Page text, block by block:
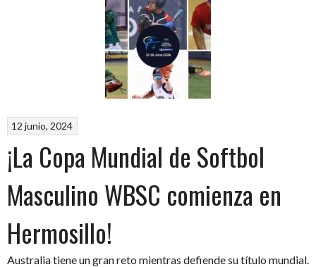
Masculino
Sonora
2024!”
12 junio, 2024
¡La Copa Mundial de Softbol
Masculino WBSC comienza en
Hermosillo!
Australia tiene un gran reto mientras defiende su título mundial.